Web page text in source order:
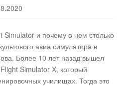
i
Simulator и почему о нем столько
авиа симулятора в
Более 10 лет назад вышел
Simulator X, который
училищах. Тогда это